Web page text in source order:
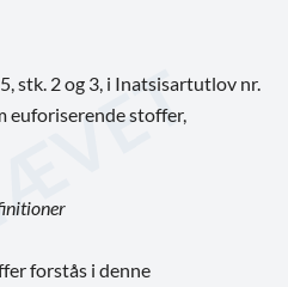
stk. 2 og 3, i Inatsisartutlov nr.
euforiserende stoffer,
forstås i denne